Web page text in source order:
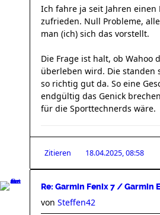
Ich fahre ja seit Jahren
zufrieden. Null Probleme,
man (ich) sich das vorstellt.
Die Frage ist halt, ob Wahoo
überleben wird. Die standen
so richtig gut da. So eine
endgültig das Genick
für die Sporttechnerds wäre.
Zitieren 18.04.2025, 08:58
Re: Garmin Fenix 7 / Garmin
von Steffen42